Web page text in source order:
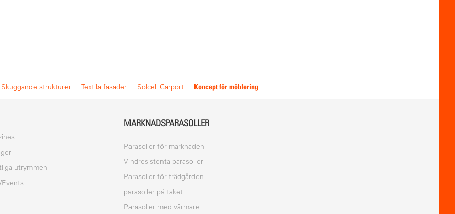
Skuggande strukturer Textila fasader Solcell Carport Koncept för möblering
utrymmen
MARKNADSPARASOLLER
Parasoller för marknaden
Vindresistenta parasoller
Parasoller för trädgården
parasoller på taket
Parasoller med värmare